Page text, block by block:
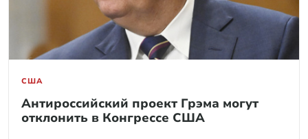
США
Антироссийский проект Грэма могут
отклонить в Конгрессе США